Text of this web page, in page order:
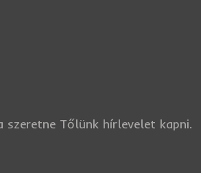
szeretne Tőlünk hírlevelet kapni.